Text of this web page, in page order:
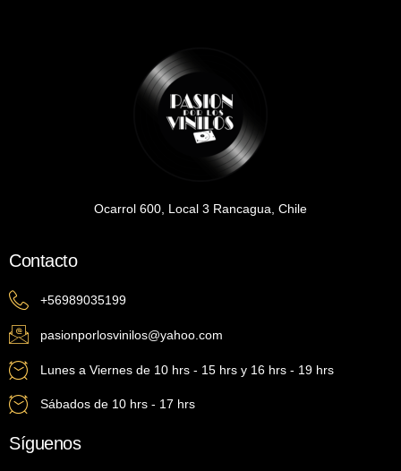
Ocarrol 600, Local 3 Rancagua, Chile
Contacto
+56989035199
pasionporlosvinilos@yahoo.com
Lunes a Viernes de 10 hrs - 15 hrs y 16 hrs - 19 hrs
Sábados de 10 hrs - 17 hrs
Síguenos